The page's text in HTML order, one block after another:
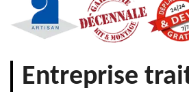
Entreprise